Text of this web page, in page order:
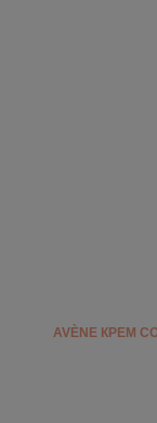
AVÈNE КРЕМ